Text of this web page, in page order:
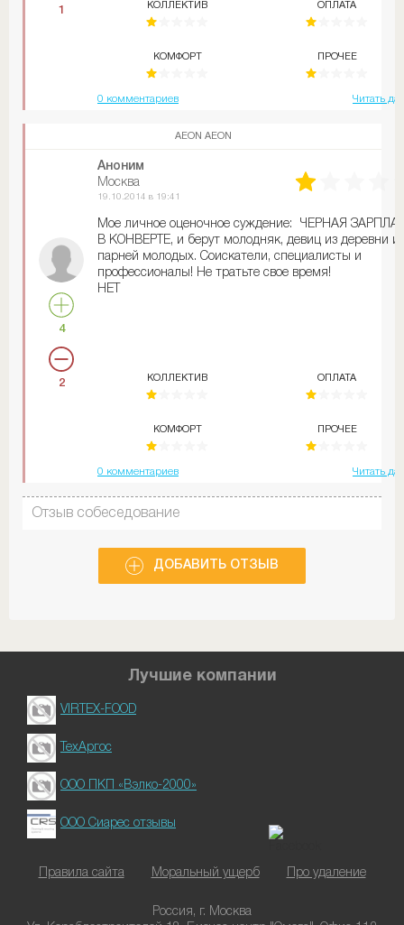
1
висит уже месяц. Никакого ответа мне не дали, хотя
обещали дать ответ. В Москве проживает 15 млн
500 откликов, а они так и не могут найти оператора
течение месяца, значит, этот оператор им не нужен,
просто приглядываются, на всякий случай, может,
нет
КОЛЛЕКТИВ
КОМФОРТ
ОПЛАТА
ПРОЧЕЕ
0 комментариев Читать
AEON AEON
4
2
Аноним
Москва
19.10.2014 в 19:41
Мое личное оценочное суждение: ЧЕРНАЯ
В КОНВЕРТЕ, и берут молодняк, девиц из деревни и
парней молодых. Соискатели, специалисты и
профессионалы! Не тратьте свое время!
НЕТ
КОЛЛЕКТИВ
КОМФОРТ
ОПЛАТА
ПРОЧЕЕ
0 комментариев Читать
Отзыв собеседование
ДОБАВИТЬ ОТЗЫВ
Лучшие компании
VIRTEX-FOOD
ТехАргос
ООО ПКП «Вэлко-2000»
ООО Сиарес отзывы
Правила сайта Моральный ущерб Про удаление
Россия, г. Москва